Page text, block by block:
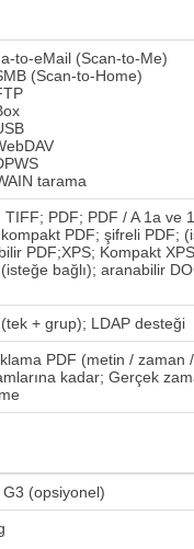
to-eMail (Scan-to-Me)
(Scan-to-Home)
tarama
TIFF; PDF; PDF / A 1a ve
PDF; şifreli PDF;
PDF;XPS; Kompakt
bağlı); aranabilir
+ grup); LDAP desteği
PDF (metin / zaman
kadar; Gerçek
G3 (opsiyonel)